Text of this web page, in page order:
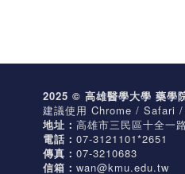
2025 © 高雄醫學大學 藥學
建議使用 Chrome / Safari
地址： 高雄市三民區十全一
電話： 07-3121101*2651
傳真： 07-3210683
信箱： wan@kmu.edu.tw